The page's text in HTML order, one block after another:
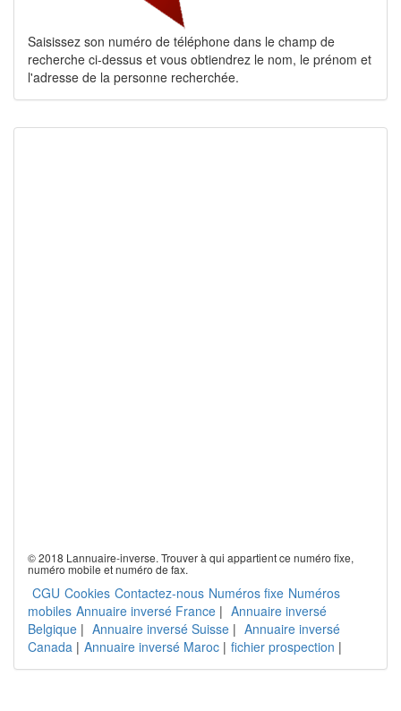
Saisissez son numéro de téléphone dans le champ de
recherche ci-dessus et vous obtiendrez le nom, le prénom et
l'adresse de la personne recherchée.
© 2018 Lannuaire-inverse. Trouver à qui appartient ce numéro fixe,
numéro mobile et numéro de fax.
CGU Cookies Contactez-nous Numéros fixe Numéros
mobiles Annuaire inversé France | Annuaire inversé
Belgique | Annuaire inversé Suisse | Annuaire inversé
Canada | Annuaire inversé Maroc | fichier prospection |